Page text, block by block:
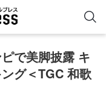
で美脚披露 キ
グ＜TGC 和歌